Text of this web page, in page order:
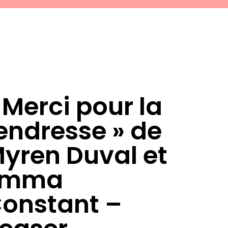
Merci pour la
» de
Duval et
–